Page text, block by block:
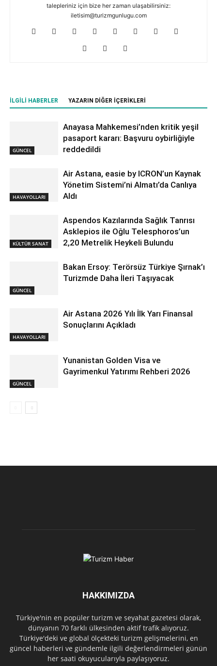
talepleriniz için bize her zaman ulaşabilirsiniz:
iletisim@turizmgunlugu.com
İLGILI HABERLER YAZARIN DIĞER İÇERIKLERI
GÜNCEL
Anayasa Mahkemesi’nden kritik yeşil
pasaport kararı: Başvuru oybirliğiyle
reddedildi
HAVAYOLLARI
Air Astana, easie by ICRON’un Kaynak
Yönetim Sistemi’ni Almatı’da Canlıya
Aldı
KÜLTÜR SANAT
Aspendos Kazılarında Sağlık Tanrısı
Asklepios ile Oğlu Telesphoros’un
2,20 Metrelik Heykeli Bulundu
GÜNCEL
Bakan Ersoy: Terörsüz Türkiye Şırnak’ı
Turizmde Daha İleri Taşıyacak
HAVAYOLLARI
Air Astana 2026 Yılı İlk Yarı Finansal
Sonuçlarını Açıkladı
GÜNCEL
Yunanistan Golden Visa ve
Gayrimenkul Yatırımı Rehberi 2026
HAKKIMIZDA
Türkiye'nin en popüler turizm ve seyahat gazetesi olarak,
dünyanın 70 farklı ülkesinden aktif trafik alıyoruz.
Türkiye'deki ve global ölçekteki turizm gelişmelerini, en
güncel haberleri ve gündemle ilgili değerlendirmeleri günün
her saati okuyucularıyla paylaşıyoruz.